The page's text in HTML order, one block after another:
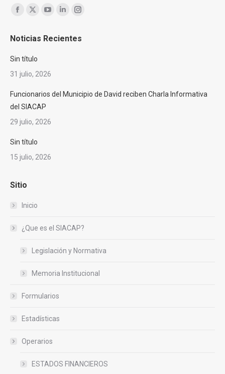
Encuéntranos en:
opens
in
opens
in
YouTube
opens
Linkedin
opens
Instagram
opens
Noticias Recientes
Sin título
31 julio, 2026
Funcionarios del Municipio de David reciben Charla Informativa
del SIACAP
29 julio, 2026
Sin título
15 julio, 2026
Sitio
Inicio
¿Que es el SIACAP?
Legislación y Normativa
Memoria Institucional
Formularios
Estadísticas
Operarios
ESTADOS FINANCIEROS